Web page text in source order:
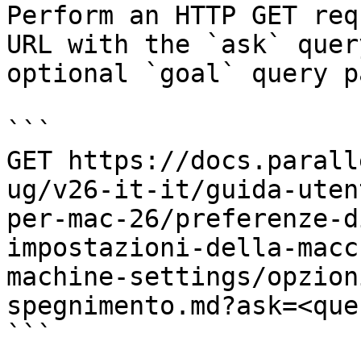
Perform an HTTP GET
URL with the `ask`
optional `goal` query
```
GET https://
ug/v26-it-it/guida-
per-mac-26/
impostazioni-della-
machine-settings/
```